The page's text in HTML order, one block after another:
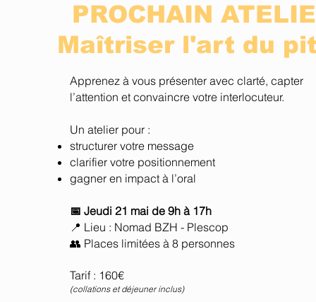
PROCHAIN
Maîtriser l'art du
Apprenez à vous présenter avec clarté, capter
l’attention et convaincre votre interlocuteur.
Un atelier pour :
structurer votre message
clarifier votre positionnement
gagner en impact à l’oral
📅 Jeudi 21 mai de 9h à 17h
📍 Lieu : Nomad BZH - Plescop
👥 Places limitées à 8 personnes
Tarif : 160€
(collations et déjeuner inclus)